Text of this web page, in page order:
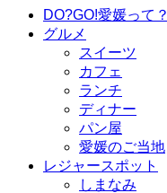
DO?GO!愛媛って？
グルメ
スイーツ
カフェ
ランチ
ディナー
パン屋
愛媛のご当地
レジャースポット
しまなみ